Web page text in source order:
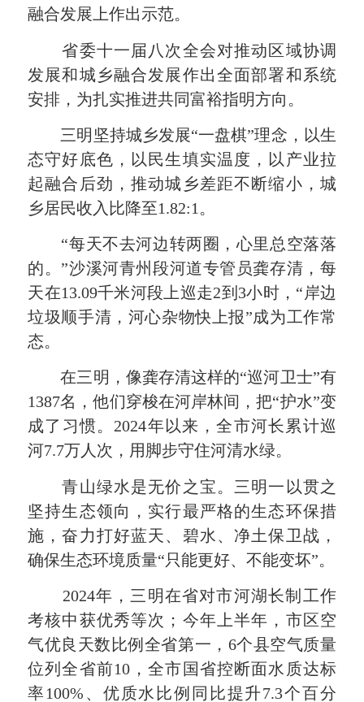
融合发展上作出示范。
省委十一届八次全会对推动区域协调
发展和城乡融合发展作出全面部署和系统
安排，为扎实推进共同富裕指明方向。
三明坚持城乡发展“一盘棋”理念，以生
态守好底色，以民生填实温度，以产业拉
起融合后劲，推动城乡差距不断缩小，城
乡居民收入比降至1.82:1。
“每天不去河边转两圈，心里总空落落
的。”沙溪河青州段河道专管员龚存清，每
天在13.09千米河段上巡走2到3小时，“岸边
垃圾顺手清，河心杂物快上报”成为工作常
态。
在三明，像龚存清这样的“巡河卫士”有
1387名，他们穿梭在河岸林间，把“护水”变
成了习惯。2024年以来，全市河长累计巡
河7.7万人次，用脚步守住河清水绿。
青山绿水是无价之宝。三明一以贯之
坚持生态领向，实行最严格的生态环保措
施，奋力打好蓝天、碧水、净土保卫战，
确保生态环境质量“只能更好、不能变坏”。
2024年，三明在省对市河湖长制工作
考核中获优秀等次；今年上半年，市区空
气优良天数比例全省第一，6个县空气质量
位列全省前10，全市国省控断面水质达标
率100%、优质水比例同比提升7.3个百分